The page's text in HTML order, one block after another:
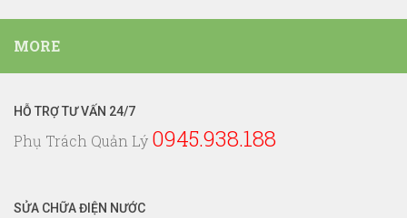
Vụ
Điện
MORE
HỖ TRỢ TƯ VẤN 24/7
Phụ Trách Quản Lý 0945.938.188
SỬA CHỮA ĐIỆN NƯỚC